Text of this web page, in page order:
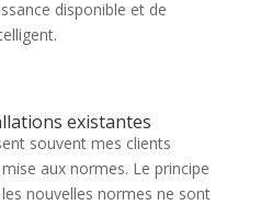
disponible et de
existantes
souvent mes clients
aux normes. Le principe
nouvelles normes ne sont